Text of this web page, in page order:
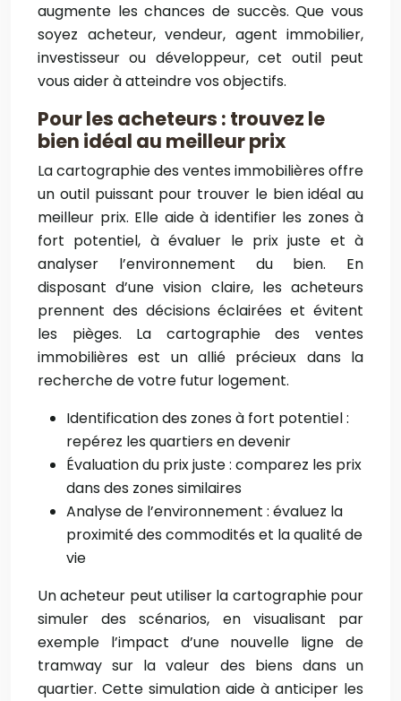
augmente les chances de succès. Que vous
soyez acheteur, vendeur, agent immobilier,
investisseur ou développeur, cet outil peut
vous aider à atteindre vos objectifs.
Pour les acheteurs : trouvez le
bien idéal au meilleur prix
La cartographie des ventes immobilières offre
un outil puissant pour trouver le bien idéal au
meilleur prix. Elle aide à identifier les zones à
fort potentiel, à évaluer le prix juste et à
analyser l’environnement du bien. En
disposant d’une vision claire, les acheteurs
prennent des décisions éclairées et évitent
les pièges. La cartographie des ventes
immobilières est un allié précieux dans la
recherche de votre futur logement.
Identification des zones à fort potentiel :
repérez les quartiers en devenir
Évaluation du prix juste : comparez les prix
dans des zones similaires
Analyse de l’environnement : évaluez la
proximité des commodités et la qualité de
vie
Un acheteur peut utiliser la cartographie pour
simuler des scénarios, en visualisant par
exemple l’impact d’une nouvelle ligne de
tramway sur la valeur des biens dans un
quartier. Cette simulation aide à anticiper les